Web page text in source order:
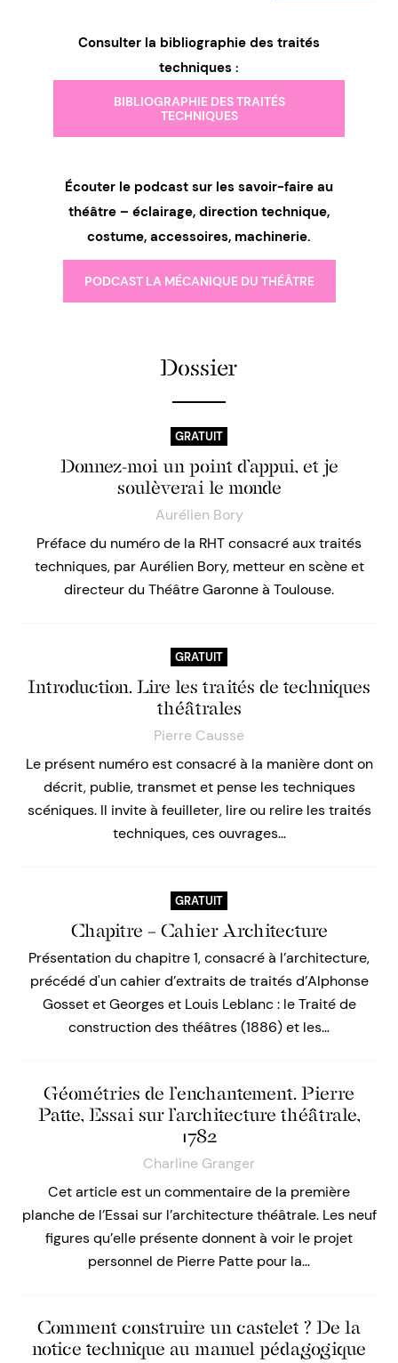
Consulter la bibliographie des traités
techniques :
BIBLIOGRAPHIE DES TRAITÉS
TECHNIQUES
Écouter le podcast sur les savoir-faire au
théâtre – éclairage, direction technique,
costume, accessoires, machinerie.
PODCAST LA MÉCANIQUE DU THÉÂTRE
Dossier
GRATUIT
Donnez-moi un point d’appui, et je
soulèverai le monde
Aurélien Bory
Préface du numéro de la RHT consacré aux traités
techniques, par Aurélien Bory, metteur en scène et
directeur du Théâtre Garonne à Toulouse.
GRATUIT
Introduction. Lire les traités de techniques
théâtrales
Pierre Causse
Le présent numéro est consacré à la manière dont on
décrit, publie, transmet et pense les techniques
scéniques. Il invite à feuilleter, lire ou relire les traités
techniques, ces ouvrages…
GRATUIT
Chapitre – Cahier Architecture
Présentation du chapitre 1, consacré à l’architecture,
précédé d'un cahier d’extraits de traités d’Alphonse
Gosset et Georges et Louis Leblanc : le Traité de
construction des théâtres (1886) et les…
Géométries de l’enchantement. Pierre
Patte, Essai sur l’architecture théâtrale,
1782
Charline Granger
Cet article est un commentaire de la première
planche de l’Essai sur l’architecture théâtrale. Les neuf
figures qu’elle présente donnent à voir le projet
personnel de Pierre Patte pour la…
Comment construire un castelet ? De la
notice technique au manuel pédagogique